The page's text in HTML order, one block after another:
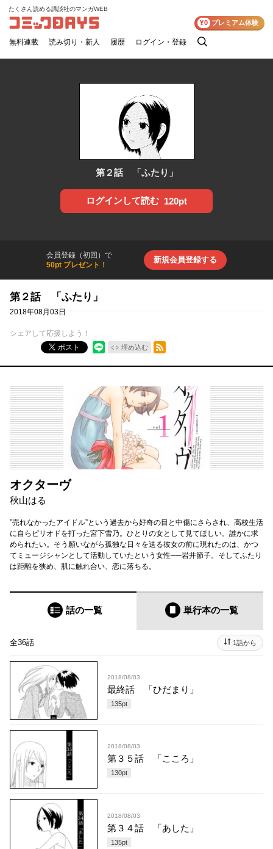
コミックDAYS
たくさん読める講談社のマンガWEB
無料連載 読み切り・新人 履歴 ログイン・登録
検
¥0 プレミアム体験
第２話 「ふたり」
ログインして読む 120pt
会員登録（初回）で
50pt プレゼント！
新規会員登録する
第２話 「ふたり」
2018年08月03日
シェアして応援しよう！
ポスト
埋め込む
RSSフィード
オクターヴ
秋山はる
”売れなかったアイドル”という過去から好奇の目と中傷にさらされ、高校生活
に自らピリオドを打った宮下雪乃。ひとりの女として見てほしい。誰かに求
められたい。そう願いながら孤独な日々を送る彼女の前に現れたのは、かつ
てミュージシャンとして活動していたという女性──岩井節子。そしてふたり
は距離を狭め、肌に触れ合い、恋に落ちる。
話の一覧 単行本の一覧
全36話 1話から
2018/08/03
最終話 「ひだまり」
135pt
2018/08/03
第３５話 「こころ」
130pt
2018/08/03
第３４話 「あした」
135pt